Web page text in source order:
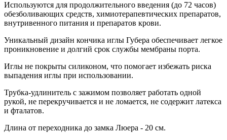
Используются для продолжительного введения (до 72 часов)
обезболивающих средств, химиотерапевтических препаратов,
внутривенного питания и препаратов крови.
Уникальный дизайн кончика иглы Губера обеспечивает легкое
проникновение и долгий срок службы мембраны порта.
Иглы не покрыты силиконом, что помогает избежать риска
выпадения иглы при использовании.
Трубка-удлинитель с зажимом позволяет работать одной
рукой, не перекручивается и не ломается, не содержит латекса
и фталатов.
Длина от переходника до замка Люера - 20 см.